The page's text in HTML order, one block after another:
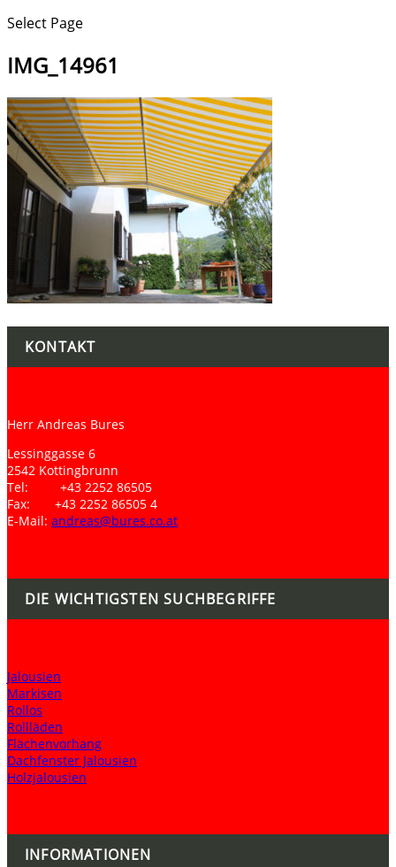
Select Page
IMG_14961
KONTAKT
Herr Andreas Bures
Lessinggasse 6
2542 Kottingbrunn
Tel: +43 2252 86505
Fax: +43 2252 86505 4
E-Mail: andreas@bures.co.at
DIE WICHTIGSTEN SUCHBEGRIFFE
Jalousien
Markisen
Rollos
Rollläden
Flächenvorhang
Dachfenster Jalousien
Holzjalousien
INFORMATIONEN